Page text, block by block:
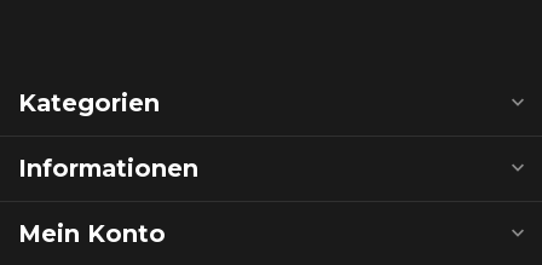
Kategorien
Informationen
Mein Konto